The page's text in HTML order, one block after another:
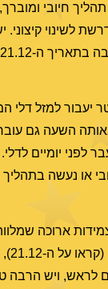
חיובי
לשינוי
גם למאמר "
למזל דלי
השעה גם
או נעשה
ארוכה
ויש הרבה